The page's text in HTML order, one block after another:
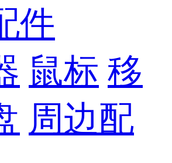
件
鼠标 移
周边配